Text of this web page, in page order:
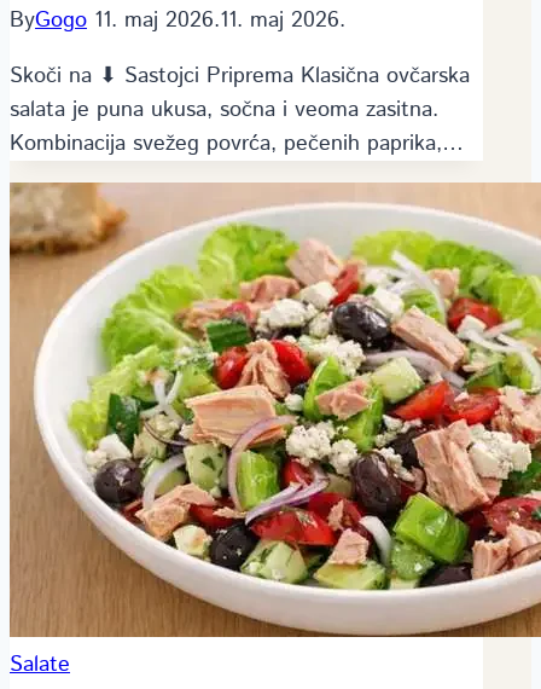
ByGogo 11. maj 2026.11. maj 2026.
Skoči na ⬇ Sastojci Priprema Klasična ovčarska
salata je puna ukusa, sočna i veoma zasitna.
Kombinacija svežeg povrća, pečenih paprika,…
Salate